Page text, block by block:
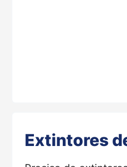
Extintores